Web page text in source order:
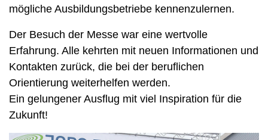
mögliche Ausbildungsbetriebe kennenzulernen.
Der Besuch der Messe war eine wertvolle
Erfahrung. Alle kehrten mit neuen Informationen und
Kontakten zurück, die bei der beruflichen
Orientierung weiterhelfen werden.
Ein gelungener Ausflug mit viel Inspiration für die
Zukunft!